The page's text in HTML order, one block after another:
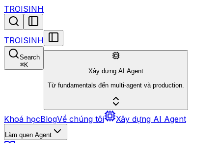
TROISINH
TROISINH
Search
⌘K
Xây dựng AI Agent
Từ fundamentals đến multi-agent và production.
Khoá họcBlogVề chúng tôi Xây dựng AI Agent
Làm quen Agent